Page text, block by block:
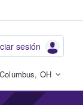
sesión
Columbus, OH